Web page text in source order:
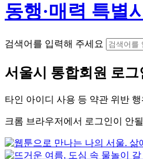
동행·매력 특별
검색어를 입력해 주세요
서울시 통합회원 로그
타인 아이디 사용 등 약관 위반 행
크롬 브라우저에서 로그인이 안